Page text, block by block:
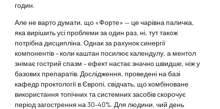
годин.
Але не варто думати, що «Форте» — це чарівна паличка,
яка вирішить усі проблеми за один раз, ні, тут також
потрібна дисципліна. Однак за рахунок синергії
компонентів – коли каштан посилює календулу, а ментол
знімає гострий спазм – ефект настає значно швидше, ніж у
базових препаратів. Дослідження, проведені на базі
кафедр проктології в Європі, свідчать, що комбіноване
використання топічних та системних засобів скорочує
період загострення на 30–40%. Для людини, чий день